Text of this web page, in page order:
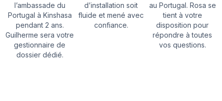
l’ambassade du
Portugal à Kinshasa
pendant 2 ans.
Guilherme sera votre
gestionnaire de
dossier dédié.
d’installation soit
fluide et mené avec
confiance.
au Portugal. Rosa se
tient à votre
disposition pour
répondre à toutes
vos questions.